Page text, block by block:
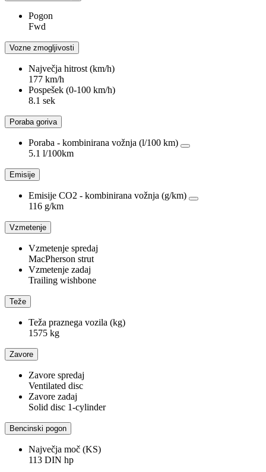
Pogon
Fwd
Vozne zmogljivosti
Največja hitrost (km/h)
177 km/h
Pospešek (0-100 km/h)
8.1 sek
Poraba goriva
Poraba - kombinirana vožnja (l/100 km)
5.1 l/100km
Emisije
Emisije CO2 - kombinirana vožnja (g/km)
116 g/km
Vzmetenje
Vzmetenje spredaj
MacPherson strut
Vzmetenje zadaj
Trailing wishbone
Teže
Teža praznega vozila (kg)
1575 kg
Zavore
Zavore spredaj
Ventilated disc
Zavore zadaj
Solid disc 1-cylinder
Bencinski pogon
Največja moč (KS)
113 DIN hp